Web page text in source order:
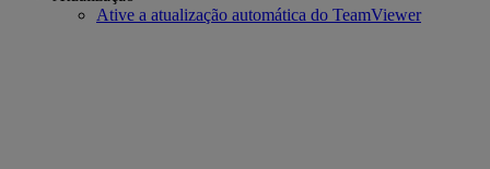
Ative a atualização automática do TeamViewer